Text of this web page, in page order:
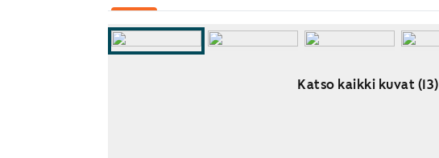
Katso kaikki kuvat (13)